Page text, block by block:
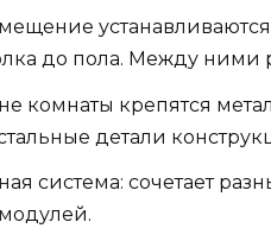
до пола. Между
комнаты крепятся
детали
система: сочетает